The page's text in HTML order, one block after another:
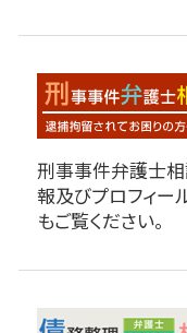
刑事事件弁護士
報及びプロフィー
もご覧ください。